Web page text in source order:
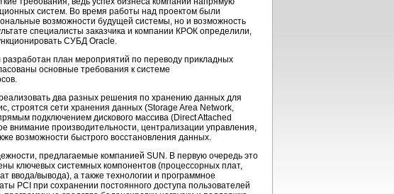
систем. Во время работы над проектом были
возможности будущей системы, но и возможность
специалисты заказчика и компании КРОК определили,
СУБД Oracle.
план мероприятий по переводу прикладных
основные требования к системе
два разных решения по хранению данных для
строятся сети хранения данных (Storage Area Network,
подключением дискового массива (Direct Attached
внимание производительности, централизации управления,
возможности быстрого восстановления данных.
предлагаемые компанией SUN. В первую очередь это
ключевых системных компонентов (процессорных плат,
ввода/вывода), а также технологии и программное
PCI при сохранении постоянного доступа пользователей